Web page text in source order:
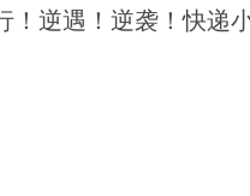
！逆遇！逆袭！快递